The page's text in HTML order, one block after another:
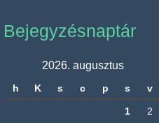
Bejegyzésnaptár
2026. augusztus
h K s c p s v
1
2